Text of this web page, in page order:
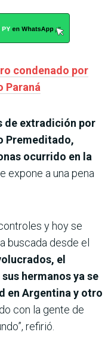
condenado por
Paraná
de extradición por
Premeditado,
ocurrido en la
expone a una pena
y hoy se
buscada desde el
el
hermanos ya se
en Argentina y otro
con la gente de
refirió.